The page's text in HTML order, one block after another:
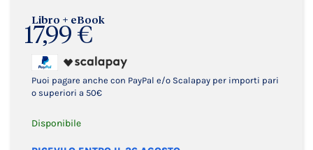
Libro + eBook
17,99 €
Puoi pagare anche con PayPal e/o Scalapay per importi pari
o superiori a 50€
Disponibile